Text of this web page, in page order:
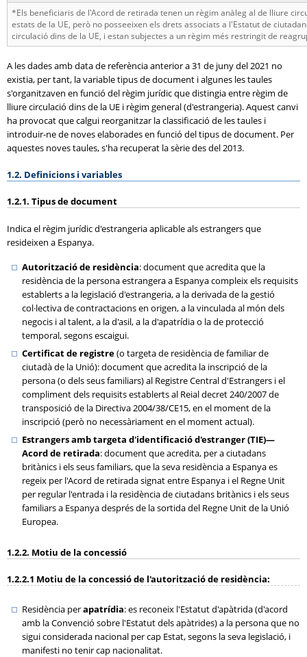
*Els beneficiaris de l'Acord de retirada tenen un règim anàleg al de lliure
estats de la UE, però no posseeixen els drets associats a l'Estatut de
circulació dins de la UE, i estan subjectes a un règim més restringit de
A les dades amb data de referència anterior a 31 de juny del 2021 no
existia, per tant, la variable tipus de document i algunes les taules
s'organitzaven en funció del règim jurídic que distingia entre règim de
lliure circulació dins de la UE i règim general (d'estrangeria). Aquest canvi
ha provocat que calgui reorganitzar la classificació de les taules i
introduir-ne de noves elaborades en funció del tipus de document. Per
aquestes noves taules, s'ha recuperat la sèrie des del 2013.
1.2. Definicions i variables
1.2.1. Tipus de document
Indica el règim jurídic d'estrangeria aplicable als estrangers que
resideixen a Espanya.
Autorització de residència: document que acredita que la
residència de la persona estrangera a Espanya compleix els requisits
establerts a la legislació d'estrangeria, a la derivada de la gestió
col·lectiva de contractacions en origen, a la vinculada al món dels
negocis i al talent, a la d'asil, a la d'apatrídia o la de protecció
temporal, segons escaigui.
Certificat de registre(o targeta de residència de familiar de
ciutadà de la Unió): document que acredita la inscripció de la
persona (o dels seus familiars) al Registre Central d'Estrangers i el
compliment dels requisits establerts al Reial decret 240/2007 de
transposició de la Directiva 2004/38/CE15, en el moment de la
inscripció (però no necessàriament en el moment actual).
Estrangers amb targeta d'identificació d'estranger (TIE)—
Acord de retirada: document que acredita, per a ciutadans
britànics i els seus familiars, que la seva residència a Espanya es
regeix per l'Acord de retirada signat entre Espanya i el Regne Unit
per regular l'entrada i la residència de ciutadans britànics i els seus
familiars a Espanya després de la sortida del Regne Unit de la Unió
Europea.
1.2.2. Motiu de la concessió
1.2.2.1 Motiu de la concessió de l'autorització de residència:
Residència perapatrídia: es reconeix l'Estatut d'apàtrida (d'acord
amb la Convenció sobre l'Estatut dels apàtrides) a la persona que no
sigui considerada nacional per cap Estat, segons la seva legislació, i
manifesti no tenir cap nacionalitat.